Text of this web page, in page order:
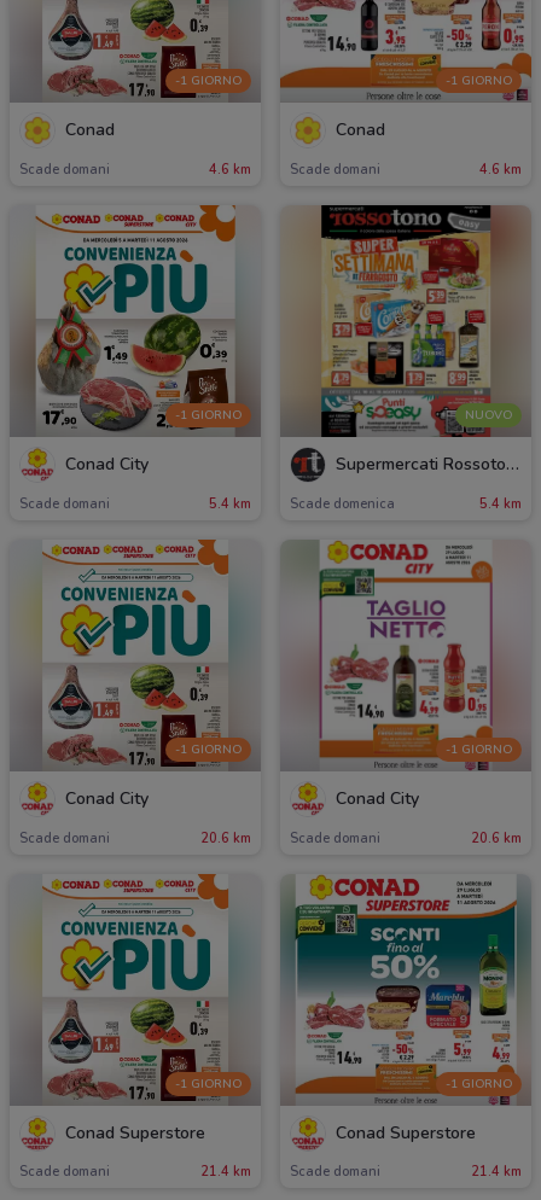
-1 GIORNO
Conad
Scade domani 4.6 km
-1 GIORNO
Conad
Scade domani 4.6 km
-1 GIORNO
Conad City
Scade domani 5.4 km
NUOVO
Supermercati Rossotono Easy
Scade domenica 5.4 km
-1 GIORNO
Conad City
Scade domani 20.6 km
-1 GIORNO
Conad City
Scade domani 20.6 km
-1 GIORNO
Conad Superstore
Scade domani 21.4 km
-1 GIORNO
Conad Superstore
Scade domani 21.4 km